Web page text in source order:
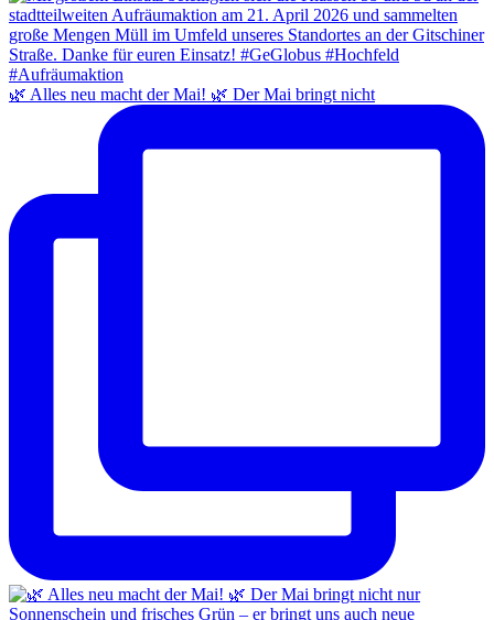
🌿 Alles neu macht der Mai! 🌿 Der Mai bringt nicht